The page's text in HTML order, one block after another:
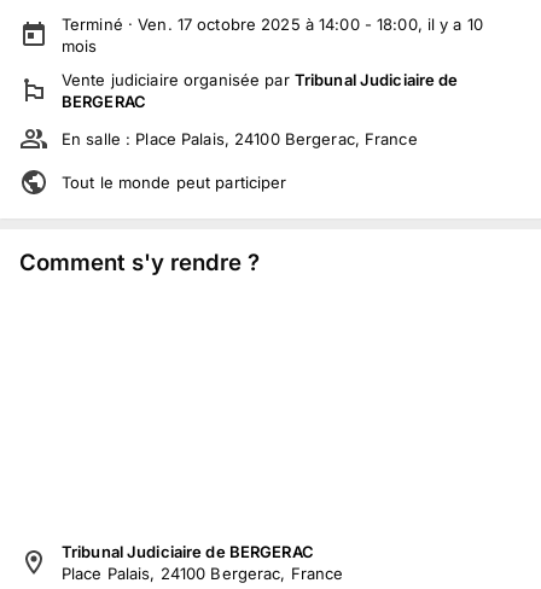
Terminé ·Ven. 17 octobre 2025 à 14:00 - 18:00, il y a 10
mois
Vente judiciaire organisée par Tribunal Judiciaire de
BERGERAC
En salle : Place Palais, 24100 Bergerac, France
Tout le monde peut participer
Comment s'y rendre ?
Tribunal Judiciaire de BERGERAC
Place Palais, 24100 Bergerac, France